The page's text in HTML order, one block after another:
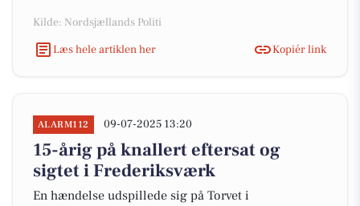
Kilde: Nordsjællands Politi
Læs hele artiklen her
Kopiér link
ALARM112 09-07-2025 13:20
15-årig på knallert eftersat og
sigtet i Frederiksværk
En hændelse udspillede sig på Torvet i